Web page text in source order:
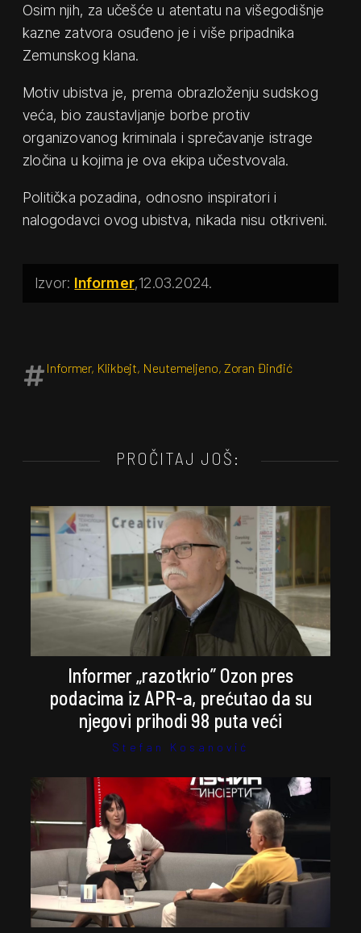
Osim njih, za učešće u atentatu na višegodišnje
kazne zatvora osuđeno je i više pripadnika
Zemunskog klana.
Motiv ubistva je, prema obrazloženju sudskog
veća, bio zaustavljanje borbe protiv
organizovanog kriminala i sprečavanje istrage
zločina u kojima je ova ekipa učestvovala.
Politička pozadina, odnosno inspiratori i
nalogodavci ovog ubistva, nikada nisu otkriveni.
Informer 12.03.2024.
Informer, Klikbejt, Neutemeljeno, Zoran Đinđić
PROČITAJ JOŠ:
Informer „razotkrio” Ozon pres
podacima iz APR-a, prećutao da su
njegovi prihodi 98 puta veći
Stefan Kosanović